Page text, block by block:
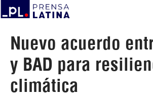
Nuevo acuerdo
y BAD para
climática